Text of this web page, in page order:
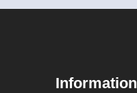
Information